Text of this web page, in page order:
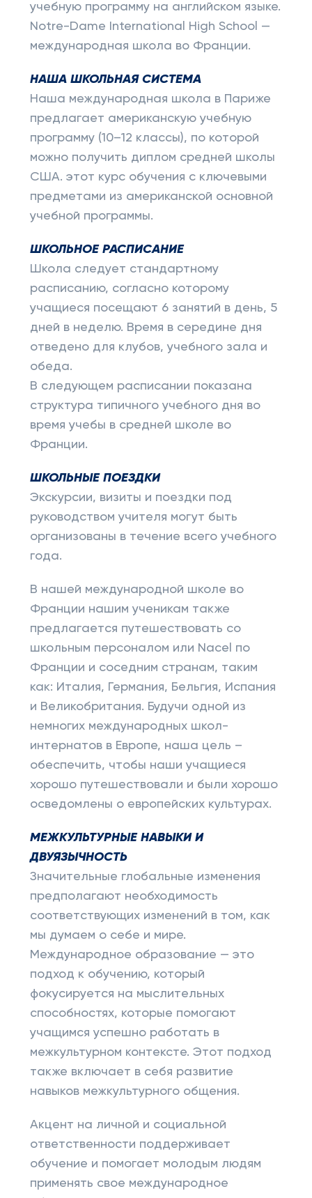
учебную программу на английском языке.
Notre-Dame International High School —
международная школа во Франции.
НАША ШКОЛЬНАЯ СИСТЕМА
Наша международная школа в Париже
предлагает американскую учебную
программу (10–12 классы), по которой
можно получить диплом средней школы
США. этот курс обучения с ключевыми
предметами из американской основной
учебной программы.
ШКОЛЬНОЕ РАСПИСАНИЕ
Школа следует стандартному
расписанию, согласно которому
учащиеся посещают 6 занятий в день, 5
дней в неделю. Время в середине дня
отведено для клубов, учебного зала и
обеда.
В следующем расписании показана
структура типичного учебного дня во
время учебы в средней школе во
Франции.
ШКОЛЬНЫЕ ПОЕЗДКИ
Экскурсии, визиты и поездки под
руководством учителя могут быть
организованы в течение всего учебного
года.
В нашей международной школе во
Франции нашим ученикам также
предлагается путешествовать со
школьным персоналом или Nacel по
Франции и соседним странам, таким
как: Италия, Германия, Бельгия, Испания
и Великобритания. Будучи одной из
немногих международных школ-
интернатов в Европе, наша цель –
обеспечить, чтобы наши учащиеся
хорошо путешествовали и были хорошо
осведомлены о европейских культурах.
МЕЖКУЛЬТУРНЫЕ НАВЫКИ И
ДВУЯЗЫЧНОСТЬ
Значительные глобальные изменения
предполагают необходимость
соответствующих изменений в том, как
мы думаем о себе и мире.
Международное образование — это
подход к обучению, который
фокусируется на мыслительных
способностях, которые помогают
учащимся успешно работать в
межкультурном контексте. Этот подход
также включает в себя развитие
навыков межкультурного общения.
Акцент на личной и социальной
ответственности поддерживает
обучение и помогает молодым людям
применять свое международное